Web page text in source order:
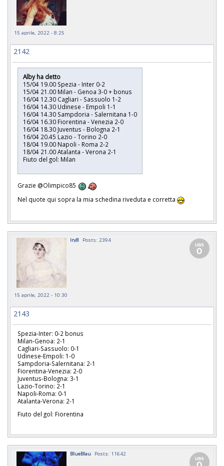
15 aprile, 2022 - 8:25
2142
Alby ha detto
15/04 19.00 Spezia - Inter 0-2
15/04 21.00 Milan - Genoa 3-0 + bonus
16/04 12.30 Cagliari - Sassuolo 1-2
16/04 14.30 Udinese - Empoli 1-1
16/04 14.30 Sampdoria - Salernitana 1-0
16/04 16.30 Fiorentina - Venezia 2-0
16/04 18.30 Juventus - Bologna 2-1
16/04 20.45 Lazio - Torino 2-0
18/04 19.00 Napoli - Roma 2-2
18/04 21.00 Atalanta - Verona 2-1
Fiuto del gol: Milan
Grazie @Olimpico85
Nel quote qui sopra la mia schedina riveduta e corretta
Iry8 Posts: 2394
15 aprile, 2022 - 10:30
2143
Spezia-Inter: 0-2 bonus
Milan-Genoa: 2-1
Cagliari-Sassuolo: 0-1
Udinese-Empoli: 1-0
Sampdoria-Salernitana: 2-1
Fiorentina-Venezia: 2-0
Juventus-Bologna: 3-1
Lazio-Torino: 2-1
Napoli-Roma: 0-1
Atalanta-Verona: 2-1
Fiuto del gol: Fiorentina
BlueBlau Posts: 11642